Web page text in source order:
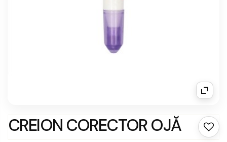
CREION CORECTOR OJĂ